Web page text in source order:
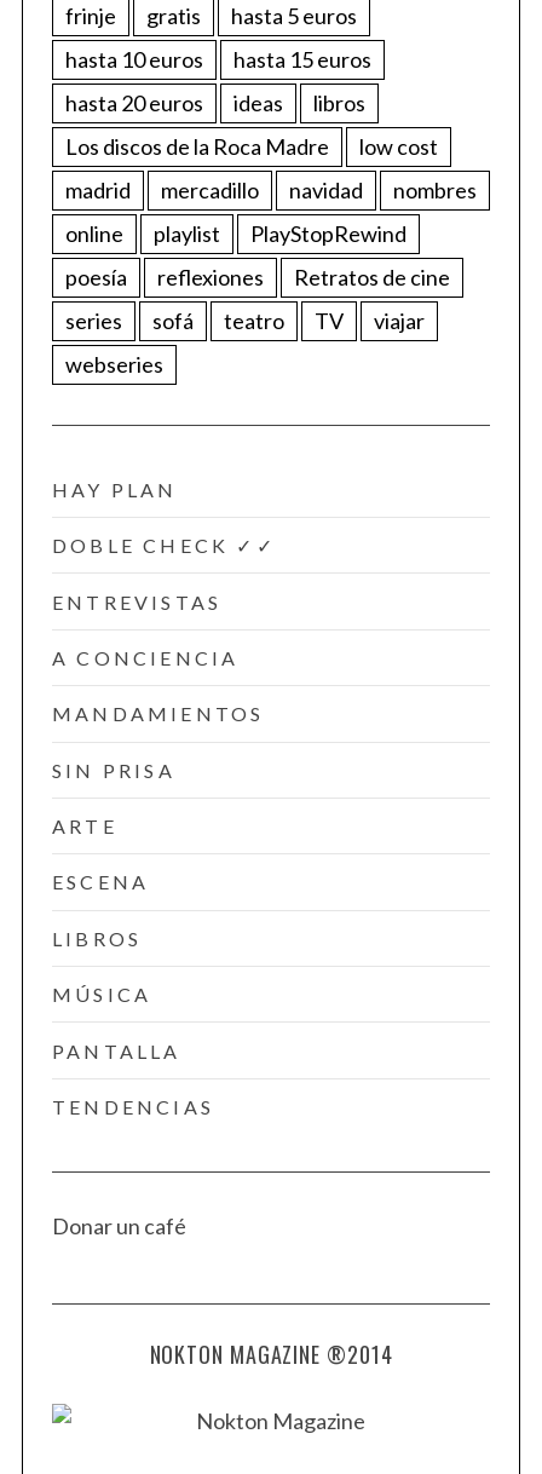
frinje
gratis
hasta 5 euros
hasta 10 euros
hasta 15 euros
hasta 20 euros
ideas
libros
Los discos de la Roca Madre
low cost
madrid
mercadillo navidad
nombres
online
playlist
PlayStopRewind
poesía
reflexiones
Retratos de cine
series
sofá teatro TV
viajar
webseries
HAY PLAN
DOBLE CHECK ✓✓
ENTREVISTAS
A CONCIENCIA
MANDAMIENTOS
SIN PRISA
ARTE
ESCENA
LIBROS
MÚSICA
PANTALLA
TENDENCIAS
Donar un café
NOKTON MAGAZINE ®2014